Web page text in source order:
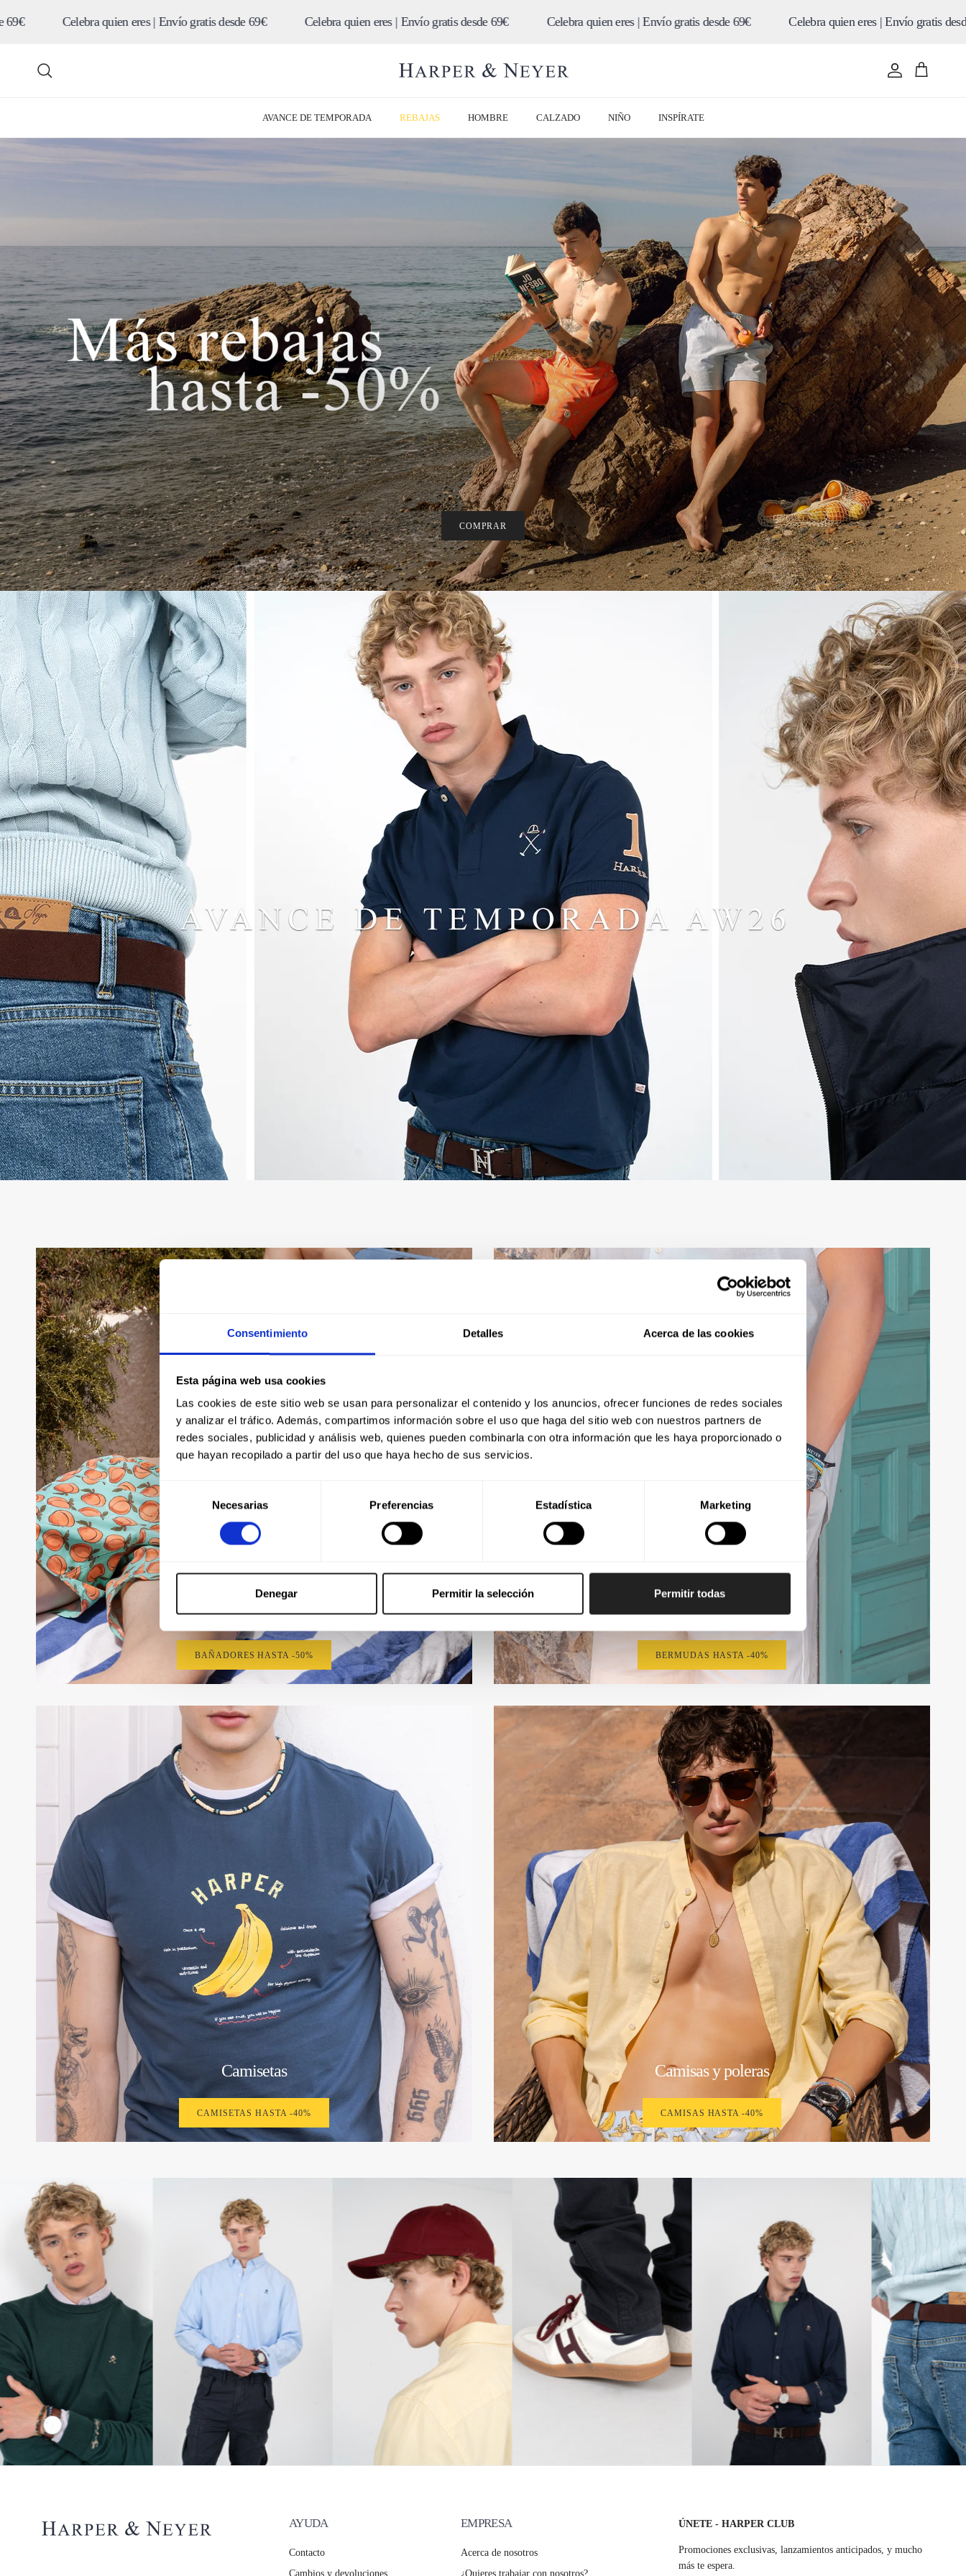
Consentimiento Detalles Acerca de las cookies
Esta página web usa cookies
Las cookies de este sitio web se usan para personalizar el contenido y los anuncios, ofrecer funciones de redes sociales
y analizar el tráfico. Además, compartimos información sobre el uso que haga del sitio web con nuestros partners de
redes sociales, publicidad y análisis web, quienes pueden combinarla con otra información que les haya proporcionado o
que hayan recopilado a partir del uso que haya hecho de sus servicios.
Selección
de
consentimiento
Necesarias Preferencias Estadística Marketing
Denegar Permitir la selección Permitir todas
quien eres | Envío gratis desde 69€ Celebra quien eres | Envío gratis desde 69€ Celebra quien eres | Envío gratis desde 69€ Celebra quien eres | Envío gratis desde 69€
Cuenta
Carrito
AVANCE DE TEMPORADA REBAJAS HOMBRE CALZADO NIÑO INSPÍRATE
COMPRAR
Bañadores
BAÑADORES HASTA -50%
Bermudas
BERMUDAS HASTA -40%
Camisetas
CAMISETAS HASTA -40%
Camisas y poleras
CAMISAS HASTA -40%
AYUDA
Contacto
Cambios y devoluciones
EMPRESA
Acerca de nosotros
¿Quieres trabajar con nosotros?
ÚNETE - HARPER CLUB
Promociones exclusivas, lanzamientos anticipados, y mucho
más te espera.